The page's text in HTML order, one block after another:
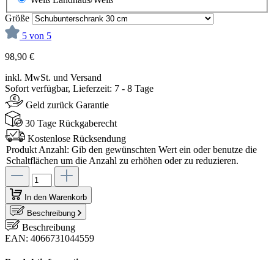
Größe
5 von 5
98,90 €
inkl. MwSt. und Versand
Sofort verfügbar, Lieferzeit: 7 - 8 Tage
Geld zurück Garantie
30 Tage Rückgaberecht
Kostenlose Rücksendung
Produkt Anzahl: Gib den gewünschten Wert ein oder benutze die
Schaltflächen um die Anzahl zu erhöhen oder zu reduzieren.
In den Warenkorb
Beschreibung
Beschreibung
EAN: 4066731044559